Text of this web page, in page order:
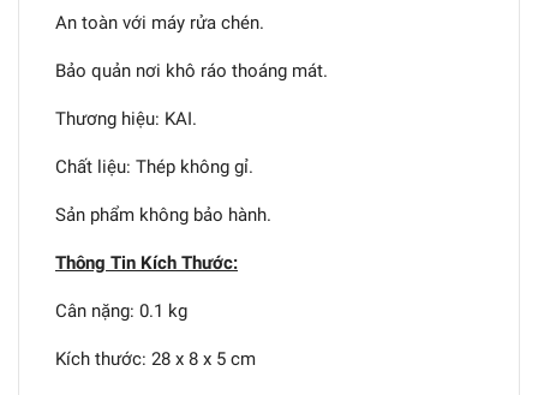
An toàn với máy rửa chén.
Bảo quản nơi khô ráo thoáng mát.
Thương hiệu: KAI.
Chất liệu: Thép không gỉ.
Sản phẩm không bảo hành.
Thông Tin Kích Thước:
Cân nặng: 0.1 kg
Kích thước: 28 x 8 x 5 cm